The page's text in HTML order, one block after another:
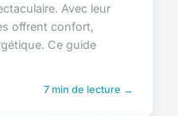
Avec leur
offrent confort,
Ce guide
7 min de lecture →